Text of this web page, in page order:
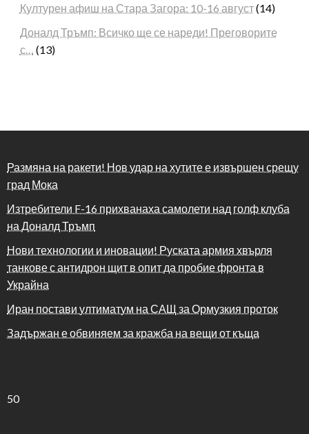
Културен афиш на Стара Загора: 10-16 август(14)
Доналд Тръмп: Всичко ще се нареди! Преговорите
с… (13)
Размяна на ракети! Нов удар на хутите е извършен срещу
град Мока
Изтребители F-16 прихванаха самолети над голф клуба
на Доналд Тръмп
Нови технологии и иновации! Руската армия хвърля
танкове с антидрон щит в опит да пробие фронта в
Украйна
Иран постави ултиматум на САЩ за Ормузкия проток
Задържан е обвиняем за кражба на вещи от къща
50